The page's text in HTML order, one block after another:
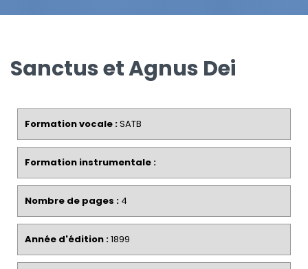
Sanctus et Agnus Dei
Formation vocale :SATB
Formation instrumentale :
Nombre de pages : 4
Année d'édition :1899